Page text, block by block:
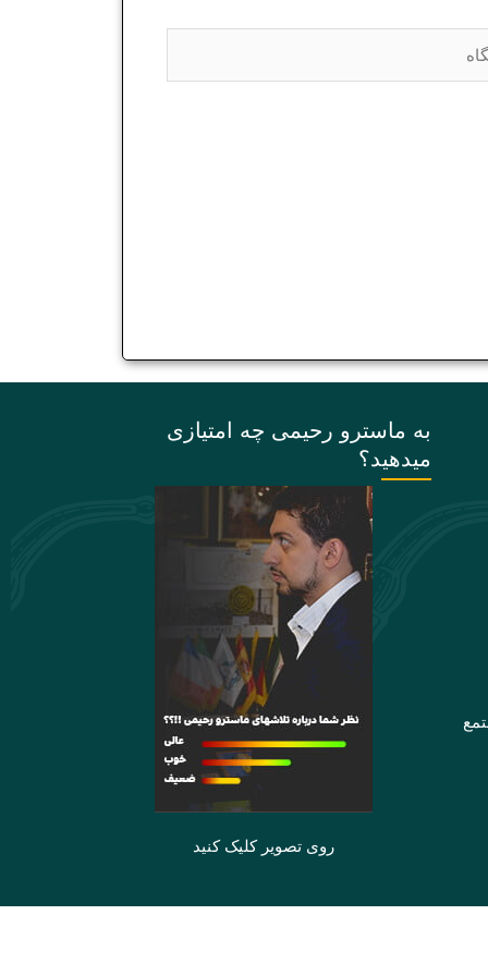
به ماسترو رحیمی چه امتیازی
میدهید؟
روی تصویر کلیک کنید